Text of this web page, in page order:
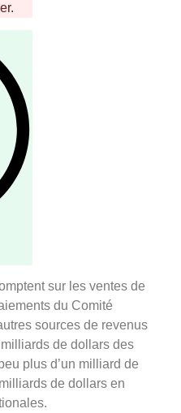
sur les ventes de
du Comité
sources de revenus
de dollars des
plus d’un milliard de
de dollars en